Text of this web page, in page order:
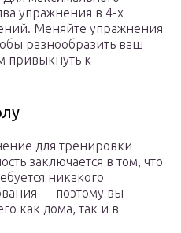
упражнения в 4-х
Меняйте упражнения
разнообразить ваш
привыкнуть к
для тренировки
заключается в том, что
никакого
— поэтому вы
как дома, так и в